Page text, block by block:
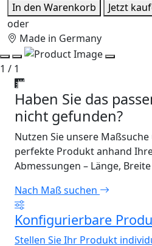
In den Warenkorb
Jetzt
oder
Made in Germany
1 / 1
Haben Sie das
nicht gefunden?
Nutzen Sie unsere
perfekte Produkt anhand
Abmessungen – Länge,
Nach Maß suchen
Konfigurierbare
Stellen Sie Ihr Produkt